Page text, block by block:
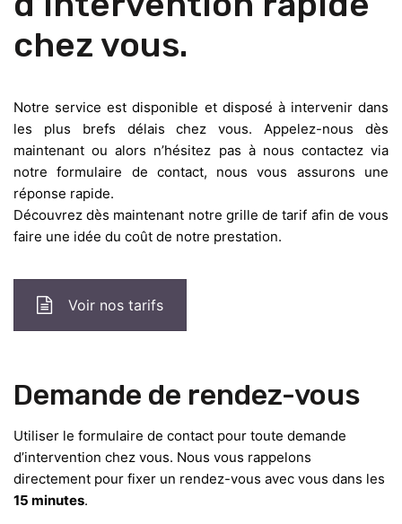
chez vous.
Notre service est disponible et disposé à intervenir dans
les plus brefs délais chez vous. Appelez-nous dès
maintenant ou alors n’hésitez pas à nous contactez via
notre formulaire de contact, nous vous assurons une
réponse rapide.
Découvrez dès maintenant notre grille de tarif afin de vous
faire une idée du coût de notre prestation.
Voir nos tarifs
Demande de rendez-vous
Utiliser le formulaire de contact pour toute demande
d’intervention chez vous. Nous vous rappelons
directement pour fixer un rendez-vous avec vous dans les
15 minutes.